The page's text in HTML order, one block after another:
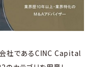
会社であるCINC Capital